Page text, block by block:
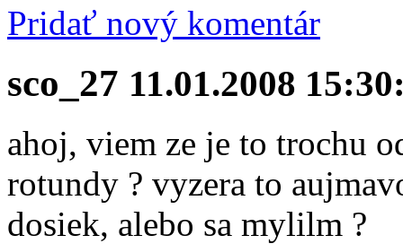
Pridať nový komentár
sco_27 11.01.2008
ahoj, viem ze je to trochu
rotundy ? vyzera to
dosiek, alebo sa mylilm ?